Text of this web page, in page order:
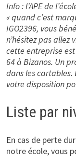
Info : l’APE de l’éc
« quand c’est
IGO2396, vous
n’hésitez pas allez
cette entreprise
64 à Bizanos. Un
dans les cartables.
votre disposition
Liste par
En cas de perte
notre école, vous